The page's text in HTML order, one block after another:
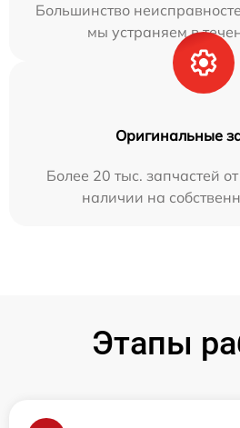
Большинство
мы устраняем в
Оригинальные
Более 20 тыс. запчастей
наличии на
Этапы